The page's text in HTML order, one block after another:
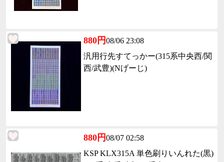
880円08/06 23:08
汎用行先すてっかー(315系中央西/関
西/武豊)(Nげーじ)
880円08/07 02:58
KSP KLX315A 単色刷りいんれた(黒)